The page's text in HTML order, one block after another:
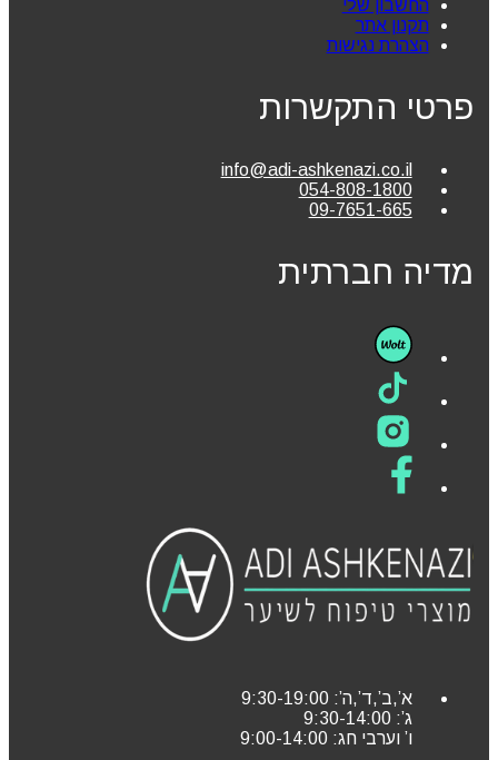
החשבון שלי
תקנון אתר
הצהרת נגישות
פרטי התקשרות
info@adi-ashkenazi.co.il
054-808-1800
09-7651-665
מדיה חברתית
א’,ב’,ד’,ה’: 9:30-19:00
ג’: 9:30-14:00
ו’ וערבי חג: 9:00-14:00